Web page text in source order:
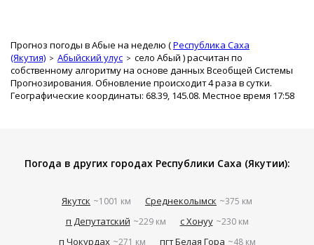
Прогноз погоды в Абые на неделю (Республика Саха
(Якутия)
Абыйский улус село Абый ) расчитан по
собственному алгоритму на основе данных Всеобщей Системы
Прогнозирования. Обновление происходит 4 раза в сутки.
Географические координаты: 68.39, 145.08. Местное время 17:58
Погода в других городах Республики Саха (Якутии):
Якутск ~1001 км Среднеколымск ~375 км
п Депутатский ~229 км с Хонуу ~230 км
п Чокурдах ~271 км пгт Белая Гора ~48 км